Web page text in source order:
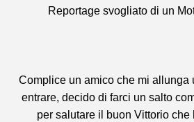
Reportage svogliato di un
Complice un amico che mi allunga
entrare, decido di farci un salto
per salutare il buon Vittorio che